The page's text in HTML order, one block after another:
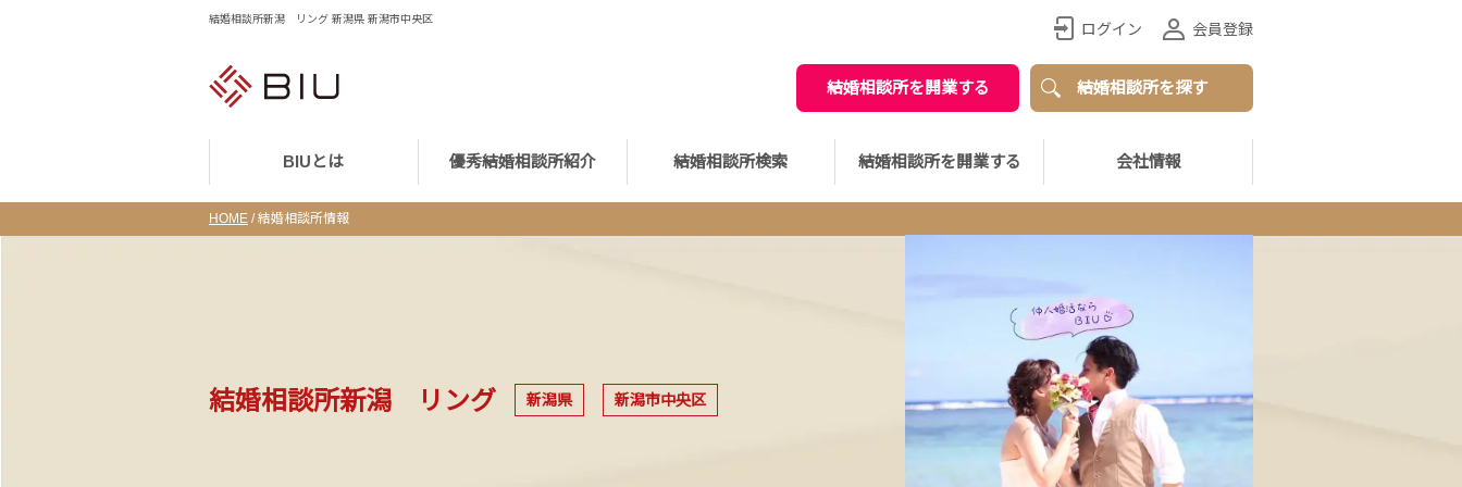
結婚相談所新潟 リング 新潟県 新潟市中央区
ログイン 会員登録
結婚相談所を開業する 結婚相談所を探す
BIUとは 優秀結婚相談所紹介 結婚相談所検索 結婚相談所を開業する 会社情報
HOME /結婚相談所情報
結婚相談所新潟 リング 新潟県 新潟市中央区